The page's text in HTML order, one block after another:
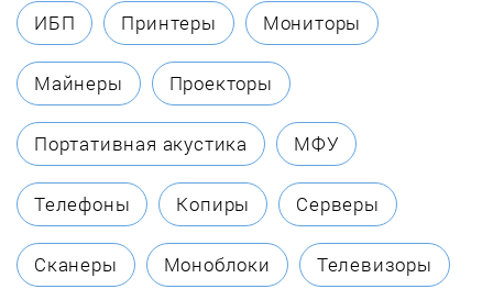
Dakon
Danko
Dantex
DanVex
ИБП Принтеры Мониторы
Майнеры Проекторы
Портативная акустика МФУ
Телефоны Копиры Серверы
Сканеры Моноблоки Телевизоры